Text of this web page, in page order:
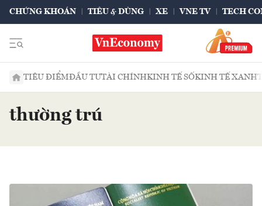
CHỨNG KHOÁN TIÊU & DÙNG XE VNE TV TECH
TIÊU ĐIỂMĐẦU TƯTÀI CHÍNHKINH TẾ SỐKINH TẾ XANH
thường trú